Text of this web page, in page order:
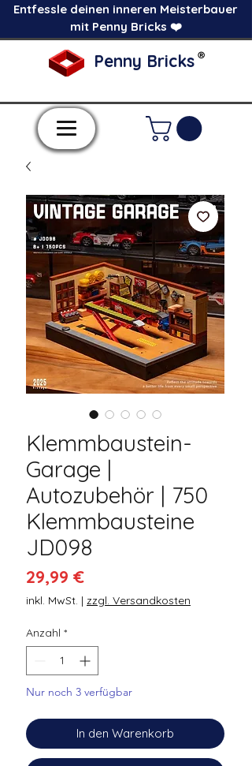
Entfessle deinen inneren Meisterbauer
mit Penny Bricks ❤️
Penny Bricks ®
Klemmbaustein-
Garage |
Autozubehör | 750
Klemmbausteine
JD098
29,99 €Preis
inkl. MwSt. | zzgl. Versandkosten
Anzahl *
Nur noch 3 verfügbar
In den Warenkorb